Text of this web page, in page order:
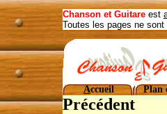
Chanson et Guitare est
Toutes les pages ne
Accueil Plan
Précédent